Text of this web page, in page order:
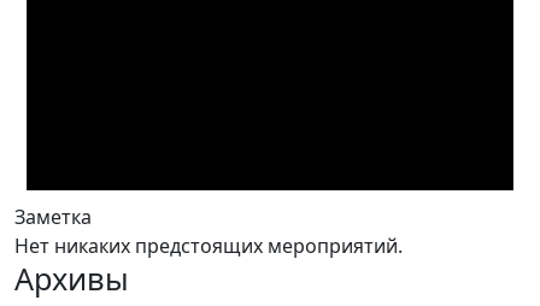
Заметка
Нет никаких предстоящих мероприятий.
Архивы